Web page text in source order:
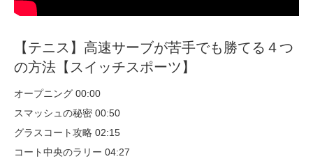
【テニス】高速サーブが苦手でも勝てる４つ
の方法【スイッチスポーツ】
オープニング 00:00
スマッシュの秘密 00:50
グラスコート攻略 02:15
コート中央のラリー 04:27